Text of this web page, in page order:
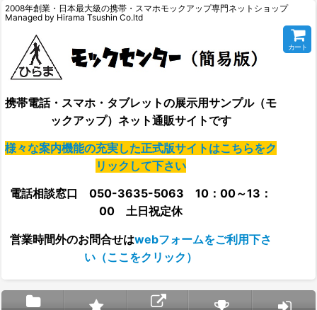
2008年創業・日本最大級の携帯・スマホモックアップ専門ネットショップ
Managed by Hirama Tsushin Co.ltd
携帯電話・スマホ・タブレットの展示用サンプル（モ
ックアップ）ネット通販サイトです
様々な案内機能の充実した正式版サイトはこちらをク
リックして下さい
電話相談窓口 050-3635-5063 10：00～13：
00 土日祝定休
営業時間外のお問合せはwebフォームをご利用下さ
い（ここをクリック）
カート